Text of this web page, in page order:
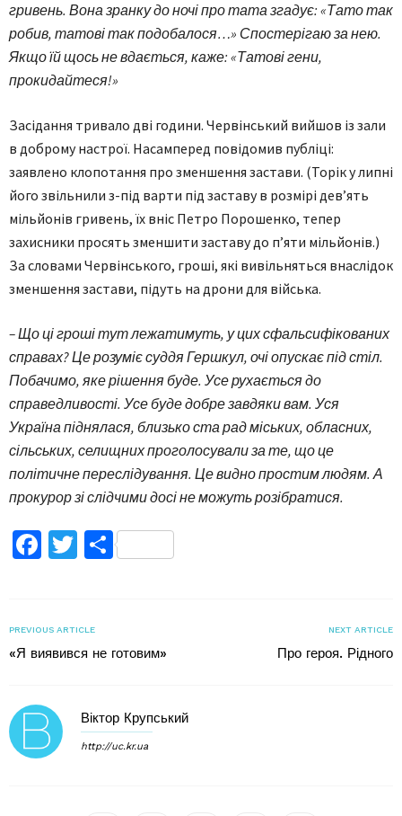
гривень. Вона зранку до ночі про тата згадує: «Тато так
робив, татові так подобалося…» Спостерігаю за нею.
Якщо їй щось не вдається, каже: «Татові гени,
прокидайтеся!»
Засідання тривало дві години. Червінський вийшов із зали
в доброму настрої. Насамперед повідомив публіці:
заявлено клопотання про зменшення застави. (Торік у липні
його звільнили з-під варти під заставу в розмірі дев’ять
мільйонів гривень, їх вніс Петро Порошенко, тепер
захисники просять зменшити заставу до п’яти мільйонів.)
За словами Червінського, гроші, які вивільняться внаслідок
зменшення застави, підуть на дрони для війська.
– Що ці гроші тут лежатимуть, у цих сфальсифікованих
справах? Це розуміє суддя Гершкул, очі опускає під стіл.
Побачимо, яке рішення буде. Усе рухається до
справедливості. Усе буде добре завдяки вам. Уся
Україна піднялася, близько ста рад міських, обласних,
сільських, селищних проголосували за те, що це
політичне переслідування. Це видно простим людям. А
прокурор зі слідчими досі не можуть розібратися.
Facebook
TwitterПоділитися
PREVIOUS ARTICLE
«Я виявився не готовим»
NEXT ARTICLE
Про героя. Рідного
Віктор Крупський
http://uc.kr.ua